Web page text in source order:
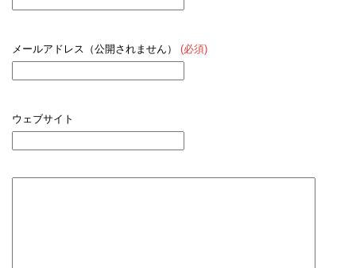
メールアドレス（公開されません） (必須)
ウェブサイト